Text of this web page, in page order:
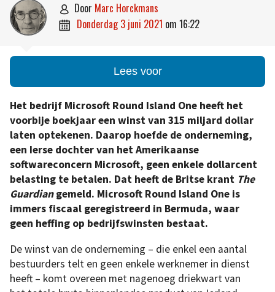
 door Marc Horckmans
 donderdag 3 juni 2021 om 16:22
Lees voor
Het bedrijf Microsoft Round Island One heeft het
voorbije boekjaar een winst van 315 miljard dollar
laten optekenen. Daarop hoefde de onderneming,
een Ierse dochter van het Amerikaanse
softwareconcern Microsoft, geen enkele dollarcent
belasting te betalen. Dat heeft de Britse krant The
Guardiangemeld. Microsoft Round Island One is
immers fiscaal geregistreerd in Bermuda, waar
geen heffing op bedrijfswinsten bestaat.
De winst van de onderneming – die enkel een aantal
bestuurders telt en geen enkele werknemer in dienst
heeft – komt overeen met nagenoeg driekwart van